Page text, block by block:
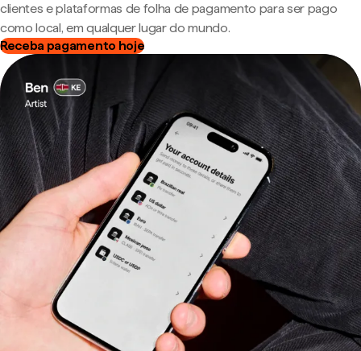
clientes e plataformas de folha de pagamento para ser pago
como local, em qualquer lugar do mundo.
Receba pagamento hoje